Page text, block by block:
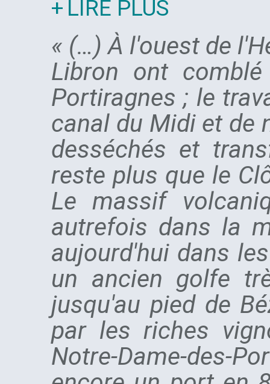
LIRE PLUS
« (…) À l'ouest de
Libron ont
Portiragnes ; le
canal du Midi et de
desséchés et
reste plus que le
Le massif
autrefois dans la
aujourd'hui dans
un ancien golfe
jusqu'au pied de
par les riches
Notre-Dame-des-